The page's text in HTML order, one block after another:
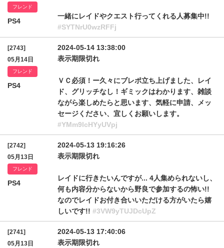
フレンド
PS4
一緒にレイドやクエスト行ってくれる人募集中!!
#SYTNrU0wzRFFj
[2743]
05月14日
フレンド
PS4
2024-05-14 13:38:00
表示期限切れ
ＶＣ必須！ー久々にブレポ立ち上げました、レイ
ド、グリッチなし！ギミックはわかります、雑談
ながら楽しめたらと思います、気軽に申請、メッ
セージください、宜しくお願いします。
#YMm9lcHYyUVpj
[2742]
05月13日
フレンド
PS4
2024-05-13 19:16:26
表示期限切れ
レイドに行きたいんですが... 4人集められないし、
何も内容分からないから野良で参加するの怖い!!
なのでレイドお付き合いいただける方がいたら嬉
しいです!! #3VW9yTUJDcUpZ
[2741]
05月13日
2024-05-13 17:40:06
表示期限切れ